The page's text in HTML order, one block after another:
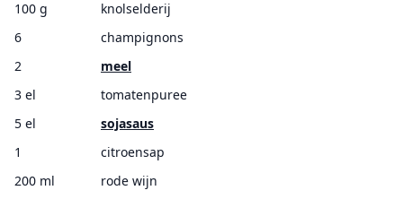
100 g
knolselderij
6
champignons
2
meel
3 el
tomatenpuree
5 el
sojasaus
1
citroensap
200 ml
rode wijn